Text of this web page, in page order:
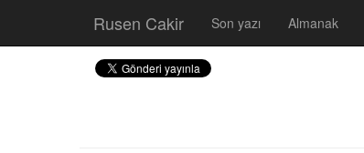
Rusen Cakir Son yazı Almanak